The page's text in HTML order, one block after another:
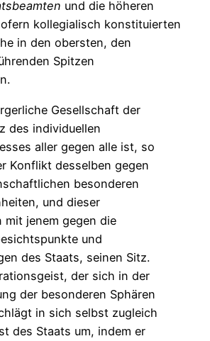
und die höheren
kollegialisch konstituierten
in den obersten, den
Spitzen
Gesellschaft der
des individuellen
aller gegen alle ist, so
Konflikt desselben gegen
besonderen
und dieser
mit jenem gegen die
und
des Staats, seinen Sitz.
der sich in der
der besonderen Sphären
in sich selbst zugleich
des Staats um, indem er